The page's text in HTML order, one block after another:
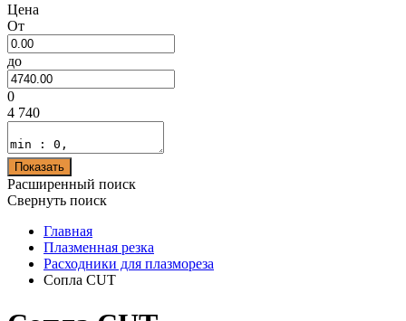
Цена
От
до
0
4 740
Показать
Расширенный поиск
Свернуть поиск
Главная
Плазменная резка
Расходники для плазмореза
Сопла CUT